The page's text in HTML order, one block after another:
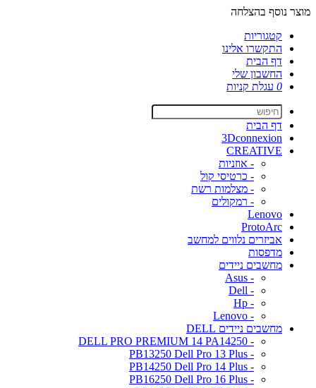
מוצר נוסף בהצלחה
קטגוריות
התקשרו אלינו
דף הבית
החשבון שלי
0 עגלת קניות
דף הבית
3Dconnexion
CREATIVE
- אוזניות
- כרטיסי קול
- מצלמות רשת
- רמקולים
Lenovo
ProtoArc
אביזרים נלווים למחשב
מדפסות
מחשבים ניידים
- Asus
- Dell
- Hp
- Lenovo
מחשבים ניידים DELL
- DELL PRO PREMIUM 14 PA14250
- PB13250 Dell Pro 13 Plus
- PB14250 Dell Pro 14 Plus
- PB16250 Dell Pro 16 Plus